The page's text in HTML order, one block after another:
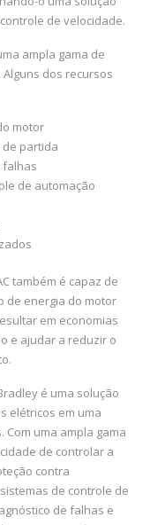
de velocidade.
ampla gama de
dos recursos
motor
partida
falhas
de automação
também é capaz de
de energia do motor
em economias
e ajudar a reduzir o
é uma solução
elétricos em uma
uma ampla gama
de controlar a
contra
de controle de
de falhas e